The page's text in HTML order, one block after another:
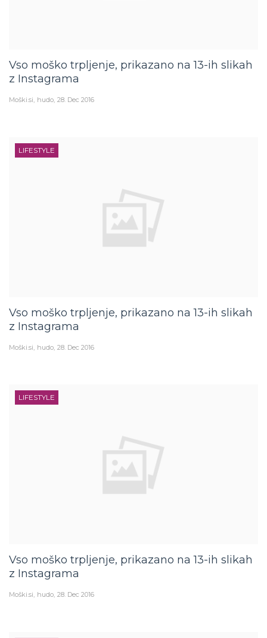
Vso moško trpljenje, prikazano na 13-ih slikah
z Instagrama
Moški.si hudo 28. Dec 2016
LIFESTYLE
Vso moško trpljenje, prikazano na 13-ih slikah
z Instagrama
Moški.si hudo 28. Dec 2016
LIFESTYLE
Vso moško trpljenje, prikazano na 13-ih slikah
z Instagrama
Moški.si hudo 28. Dec 2016